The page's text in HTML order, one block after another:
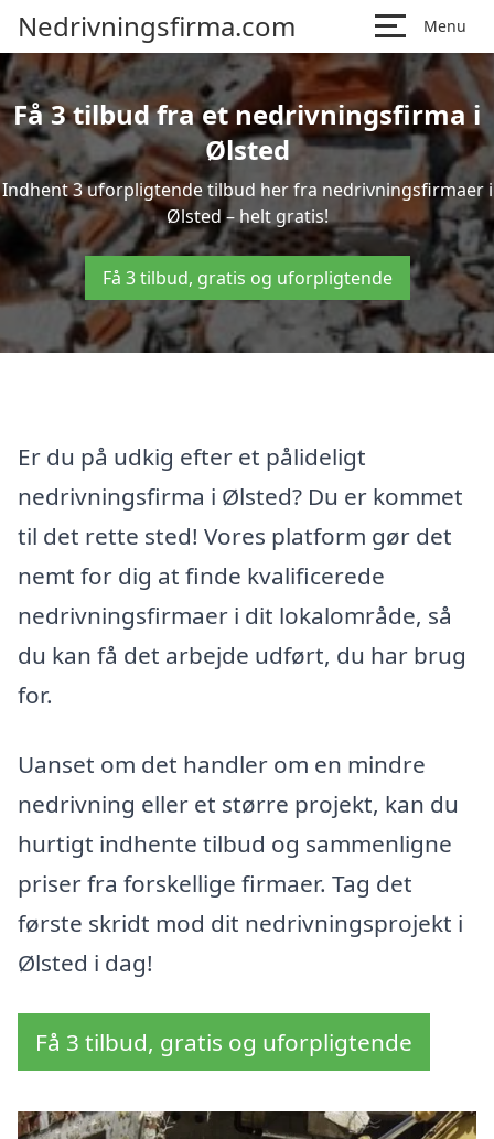
Nedrivningsfirma.com Menu
Få 3 tilbud fra et nedrivningsfirma i
Ølsted
Indhent 3 uforpligtende tilbud her fra nedrivningsfirmaer i
Ølsted – helt gratis!
Få 3 tilbud, gratis og uforpligtende
Er du på udkig efter et pålideligt
nedrivningsfirma i Ølsted? Du er kommet
til det rette sted! Vores platform gør det
nemt for dig at finde kvalificerede
nedrivningsfirmaer i dit lokalområde, så
du kan få det arbejde udført, du har brug
for.
Uanset om det handler om en mindre
nedrivning eller et større projekt, kan du
hurtigt indhente tilbud og sammenligne
priser fra forskellige firmaer. Tag det
første skridt mod dit nedrivningsprojekt i
Ølsted i dag!
Få 3 tilbud, gratis og uforpligtende